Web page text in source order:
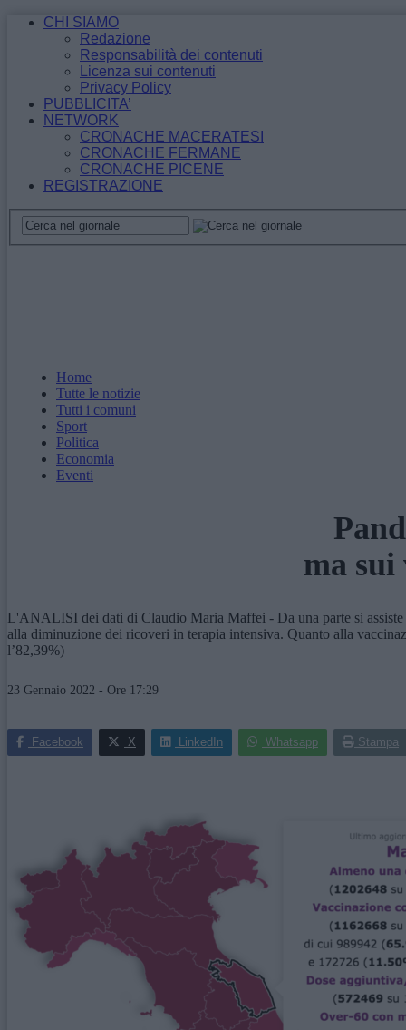
CHI SIAMO
Redazione
Responsabilità dei contenuti
Licenza sui contenuti
Privacy Policy
PUBBLICITA’
NETWORK
CRONACHE MACERATESI
CRONACHE FERMANE
CRONACHE PICENE
REGISTRAZIONE
Home
Tutte le notizie
Tutti i comuni
Sport
Politica
Economia
Eventi
ma
L'ANALISI dei dati di Claudio Maria Maffei - Da una parte si assiste
alla diminuzione dei ricoveri in terapia intensiva. Quanto alla
l’82,39%)
23 Gennaio 2022 - Ore 17:29
Facebook X LinkedIn Whatsapp Stampa